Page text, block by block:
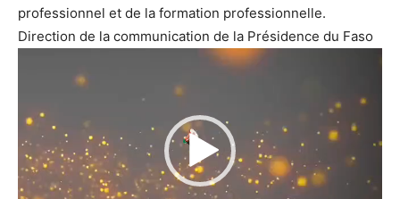
professionnel et de la formation professionnelle.
Direction de la communication de la Présidence du Faso
Lecteur